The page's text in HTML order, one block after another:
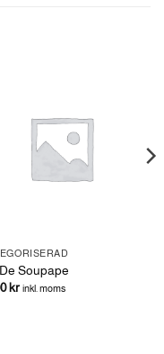
Soupape
kr inkl. moms